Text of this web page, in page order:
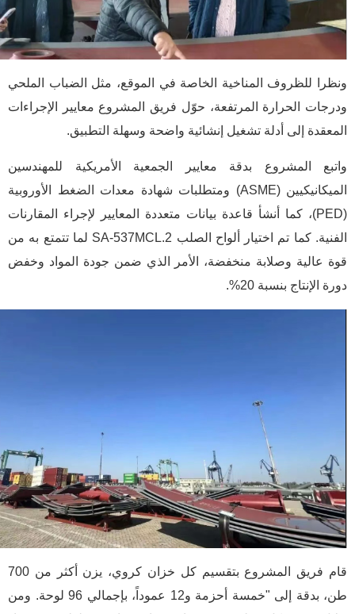
ونظرا للظروف المناخية الخاصة في الموقع، مثل الضباب الملحي
ودرجات الحرارة المرتفعة، حوّل فريق المشروع معايير الإجراءات
المعقدة إلى أدلة تشغيل إنشائية واضحة وسهلة التطبيق.
واتبع المشروع بدقة معايير الجمعية الأمريكية للمهندسين
الميكانيكيين (ASME) ومتطلبات شهادة معدات الضغط الأوروبية
(PED)، كما أنشأ قاعدة بيانات متعددة المعايير لإجراء المقارنات
الفنية. كما تم اختيار ألواح الصلب SA-537MCL.2 لما تتمتع به من
قوة عالية وصلابة منخفضة، الأمر الذي ضمن جودة المواد وخفض
دورة الإنتاج بنسبة 20%.
قام فريق المشروع بتقسيم كل خزان كروي، يزن أكثر من 700
طن، بدقة إلى "خمسة أحزمة و12 عموداً، بإجمالي 96 لوحة. ومن